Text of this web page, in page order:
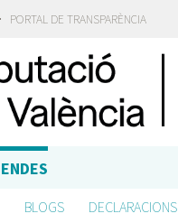
· PORTAL DE TRANSPARÈNCIA
BLOGS DECLARACIONS